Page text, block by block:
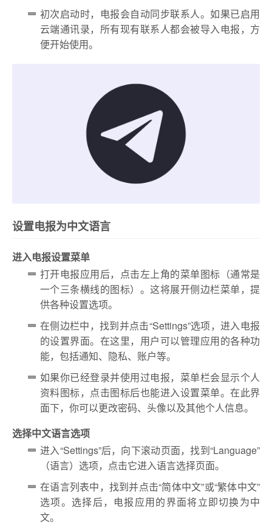
初次启动时，电报会自动同步联系人。如果已启用
云端通讯录，所有现有联系人都会被导入电报，方
便开始使用。
设置电报为中文语言
进入电报设置菜单
打开电报应用后，点击左上角的菜单图标（通常是
一个三条横线的图标）。这将展开侧边栏菜单，提
供各种设置选项。
在侧边栏中，找到并点击“Settings”选项，进入电报
的设置界面。在这里，用户可以管理应用的各种功
能，包括通知、隐私、账户等。
如果你已经登录并使用过电报，菜单栏会显示个人
资料图标，点击图标后也能进入设置菜单。在此界
面下，你可以更改密码、头像以及其他个人信息。
选择中文语言选项
进入“Settings”后，向下滚动页面，找到“Language”
（语言）选项，点击它进入语言选择页面。
在语言列表中，找到并点击“简体中文”或“繁体中文”
选项。选择后，电报应用的界面将立即切换为中
文。